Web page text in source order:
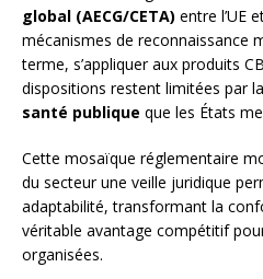
global (AECG/CETA) entre l’UE
mécanismes de reconnaissance
terme, s’appliquer aux produits
dispositions restent limitées par
santé publique que les États
Cette mosaïque réglementaire
du secteur une veille juridique
adaptabilité, transformant la
véritable avantage compétitif
organisées.